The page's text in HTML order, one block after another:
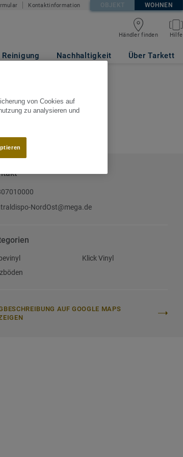
Kontaktinformation OBJEKT WOHNEN
Händler finden Hilfe
Nachhaltigkeit Über Tarkett
NordOst@mega.de
Klick Vinyl
AUF GOOGLE MAPS
von Cookies auf
zu analysieren und